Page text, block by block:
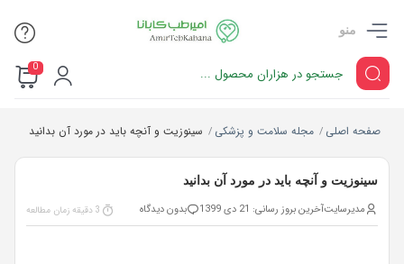
منو
0
صفحه اصلی / مجله سلامت و پزشکی / سینوزیت و آنچه باید در مورد آن بدانید
سینوزیت و آنچه باید در مورد آن بدانید
مدیرسایتآخرین بروز رسانی: 21 دی 1399 بدون دیدگاه 3 دقیقه زمان مطالعه